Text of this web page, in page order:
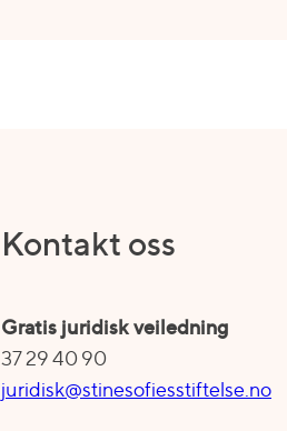
Kontakt oss
Gratis juridisk veiledning
37 29 40 90
juridisk@stinesofiesstiftelse.no